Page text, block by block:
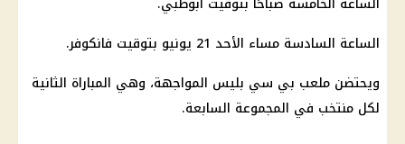
الساعة السادسة مساء الأحد 21 يونيو بتوقيت فانكوفر.
ويحتضن ملعب بي سي بليس المواجهة، وهي المباراة الثانية
لكل منتخب في المجموعة السابعة.